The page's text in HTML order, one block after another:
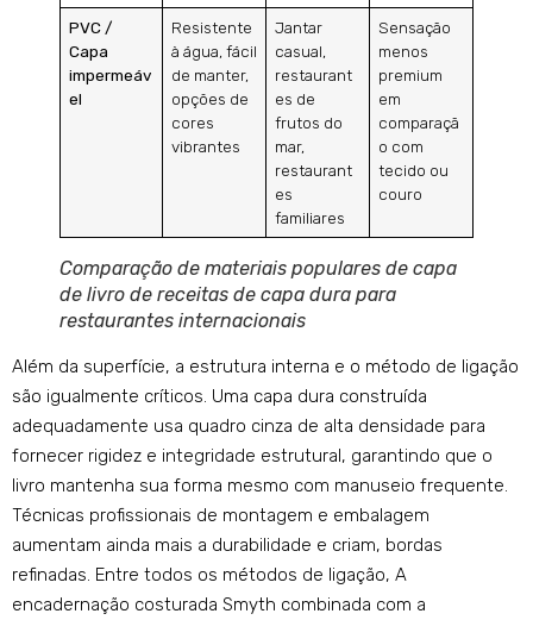
PVC /
Capa
impermeáv
el
Resistente
à água, fácil
de manter,
opções de
cores
vibrantes
Jantar
casual,
restaurant
es de
frutos do
mar,
restaurant
es
familiares
Sensação
menos
premium
em
comparaçã
o com
tecido ou
couro
Comparação de materiais populares de capa
de livro de receitas de capa dura para
restaurantes internacionais
Além da superfície, a estrutura interna e o método de ligação
são igualmente críticos. Uma capa dura construída
adequadamente usa quadro cinza de alta densidade para
fornecer rigidez e integridade estrutural, garantindo que o
livro mantenha sua forma mesmo com manuseio frequente.
Técnicas profissionais de montagem e embalagem
aumentam ainda mais a durabilidade e criam, bordas
refinadas. Entre todos os métodos de ligação, A
encadernação costurada Smyth combinada com a